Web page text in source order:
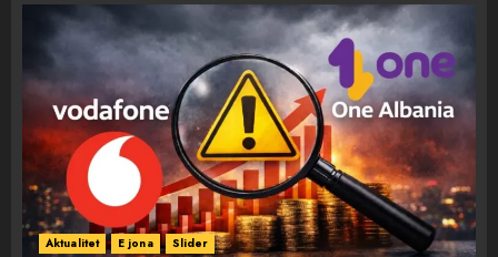
Aktualitet E jona Slider